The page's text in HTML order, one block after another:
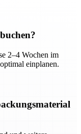
2–4 Wochen im
einplanen.